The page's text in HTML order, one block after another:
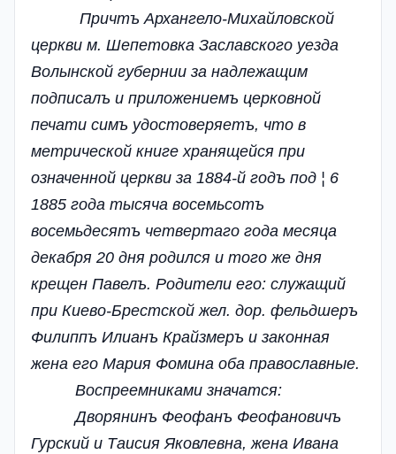
Причтъ Архангело-Михайловской
церкви м. Шепетовка Заславского уезда
Волынской губернии за надлежащим
подписалъ и приложениемъ церковной
печати симъ удостоверяетъ, что в
метрической книге хранящейся при
означенной церкви за 1884-й годъ под ¦ 6
1885 года тысяча восемьсотъ
восемьдесятъ четвертаго года месяца
декабря 20 дня родился и того же дня
крещен Павелъ. Родители его: служащий
при Киево-Брестской жел. дор. фельдшеръ
Филиппъ Илианъ Крайзмеръ и законная
жена его Мария Фомина оба православные.
Воспреемниками значатся:
Дворянинъ Феофанъ Феофановичъ
Гурский и Таисия Яковлевна, жена Ивана